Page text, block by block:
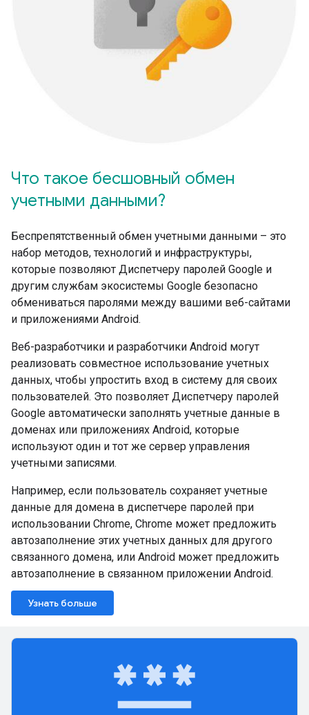
Что такое бесшовный обмен
учетными данными?
Беспрепятственный обмен учетными данными – это
набор методов, технологий и инфраструктуры,
которые позволяют Диспетчеру паролей Google и
другим службам экосистемы Google безопасно
обмениваться паролями между вашими веб-сайтами
и приложениями Android.
Веб-разработчики и разработчики Android могут
реализовать совместное использование учетных
данных, чтобы упростить вход в систему для своих
пользователей. Это позволяет Диспетчеру паролей
Google автоматически заполнять учетные данные в
доменах или приложениях Android, которые
используют один и тот же сервер управления
учетными записями.
Например, если пользователь сохраняет учетные
данные для домена в диспетчере паролей при
использовании Chrome, Chrome может предложить
автозаполнение этих учетных данных для другого
связанного домена, или Android может предложить
автозаполнение в связанном приложении Android.
Узнать больше
password